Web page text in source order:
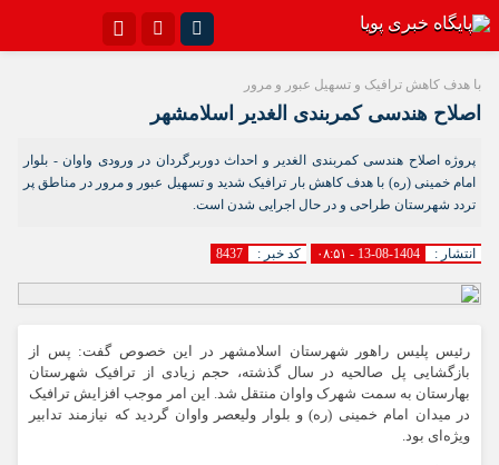
سروش ایتا
آپارات اپلیکیشن
با هدف کاهش ترافیک و تسهیل عبور و مرور
اصلاح هندسی کمربندی الغدیر اسلامشهر
پروژه اصلاح هندسی کمربندی الغدیر و احداث دوربرگردان در ورودی واوان - بلوار
امام خمینی (ره) با هدف کاهش بار ترافیک شدید و تسهیل عبور و مرور در مناطق پر
تردد شهرستان طراحی و در حال اجرایی شدن است.
انتشار : 1404-08-13 - ۰۸:۵۱ کد خبر : 8437
رئیس پلیس راهور شهرستان اسلامشهر در این خصوص گفت: پس از
بازگشایی پل صالحیه در سال گذشته، حجم زیادی از ترافیک شهرستان
بهارستان به سمت شهرک واوان منتقل شد. این امر موجب افزایش ترافیک
در میدان امام خمینی (ره) و بلوار ولیعصر واوان گردید که نیازمند تدابیر
ویژه‌ای بود.